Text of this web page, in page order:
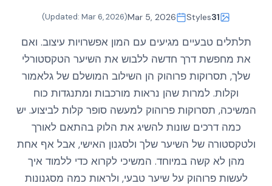
31
Styles
Mar 5, 2026
(Updated:
Mar 6, 2026
)
תלתלים טבעיים מגיעים עם המון אפשרויות עיצוב. ואם
את מחפשת דרך חדשה ללבוש את השיער הטקסטורלי
שלך, תסרוקות פרוהוק הן השילוב המושלם של גלאמור
וקלות. למרות שהן נראות מורכבות ומתנגדות כוח
המשיכה, תסרוקות פרוהוק למעשה סופר קלות לביצוע. יש
כמה דרכים שונות להשיג את הלוק בהתאם לאורך
ולטקסטורה של השיער שלך ולסגנון האישי, אבל אף אחת
מהן לא קשה במיוחד. המשיכי לקרוא כדי ללמוד איך
לעשות פרוהוק על שיער טבעי, ולראות כמה מסגנונות